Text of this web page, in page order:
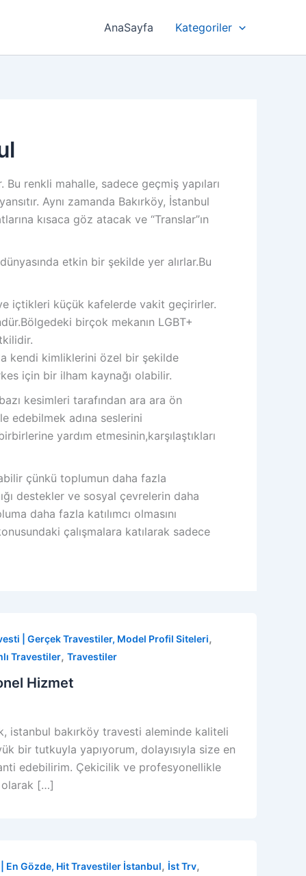
AnaSayfa Kategoriler
renkli mahalle, sadece geçmiş yapıları
Aynı zamanda Bakırköy, İstanbul
kısaca göz atacak ve “Translar”ın
etkin bir şekilde yer alırlar.Bu
içtikleri küçük kafelerde vakit geçirirler.
birçok mekanın LGBT+
kendi kimliklerini özel bir şekilde
için bir ilham kaynağı olabilir.
kesimleri tarafından ara ara ön
edebilmek adına seslerini
yardım etmesinin,karşılaştıkları
çünkü toplumun daha fazla
destekler ve sosyal çevrelerin daha
daha fazla katılımcı olmasını
çalışmalara katılarak sadece
| Gerçek Travestiler, Model Profil Siteleri,
Travestiler, Travestiler
Hizmet
istanbul bakırköy travesti aleminde kaliteli
bir tutkuyla yapıyorum, dolayısıyla size en
edebilirim. Çekicilik ve profesyonellikle
olarak […]
En Gözde, Hit Travestiler İstanbul, İst Trv,